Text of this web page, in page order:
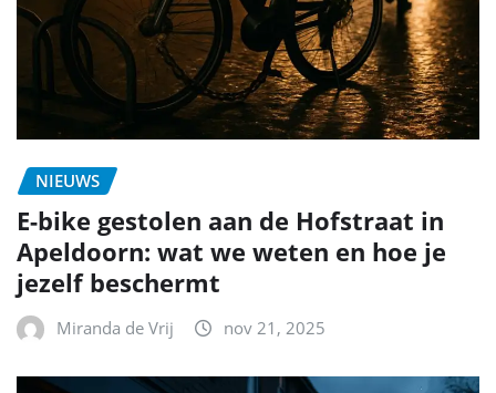
NIEUWS
E-bike gestolen aan de Hofstraat in
Apeldoorn: wat we weten en hoe je
jezelf beschermt
Miranda de Vrij nov 21, 2025